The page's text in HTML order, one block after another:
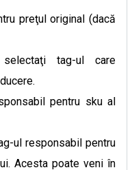
preţul original (dacă
tag-ul care
pentru sku al
ul responsabil pentru
Acesta poate veni în